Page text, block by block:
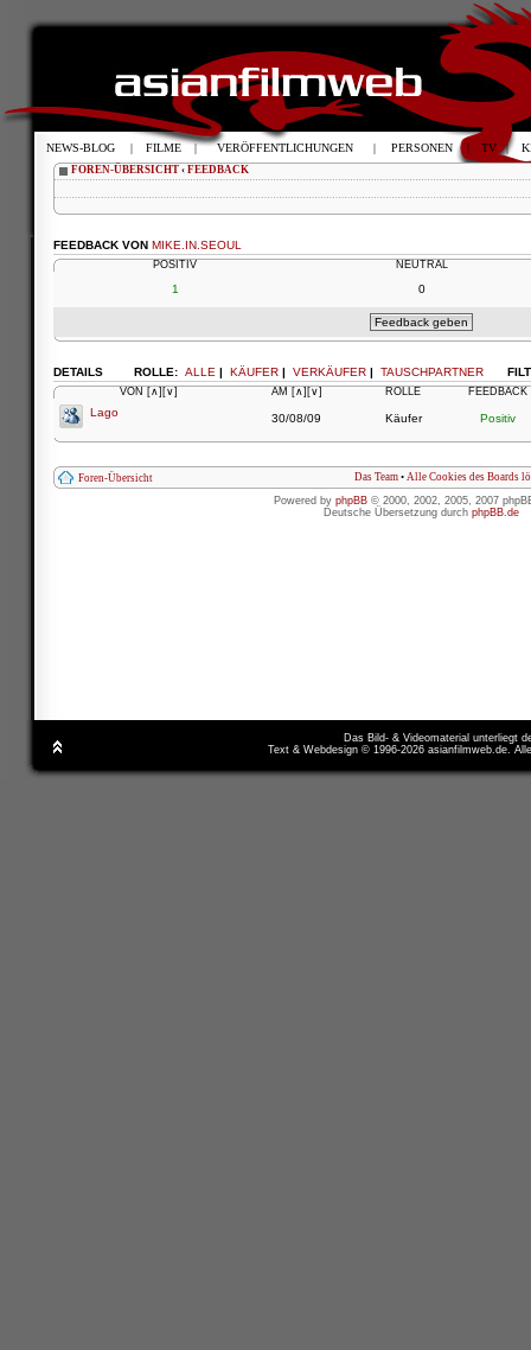
FOREN-ÜBERSICHT ‹ FEEDBACK
FEEDBACK VON MIKE.IN.SEOUL
POSITIV NEUTRAL
1 0
ROLLE: ALLE | KÄUFER | VERKÄUFER | TAUSCHPARTNER
DETAILS
VON [∧] [∨] AM [∧] [∨] ROLLE FEEDBACK
Lago 30/08/09 Käufer Positiv
Foren-Übersicht Das Team • Alle Cookies des Boards
Powered by phpBB © 2000, 2002, 2005, 2007
Deutsche Übersetzung durch phpBB.de
Das Bild- & Videomaterial unterliegt
Text & Webdesign © 1996-2026 asianfilmweb.de.
NEWS-BLOG | FILME | VERÖFFENTLICHUNGEN | PERSONEN | TV |